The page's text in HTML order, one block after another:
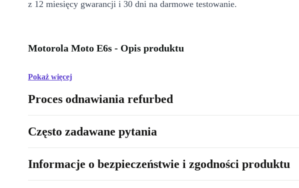
z 12 miesięcy gwarancji i 30 dni na darmowe testowanie.
Motorola Moto E6s - Opis produktu
Pokaż więcej
Proces odnawiania refurbed
Często zadawane pytania
Informacje o bezpieczeństwie i zgodności produktu